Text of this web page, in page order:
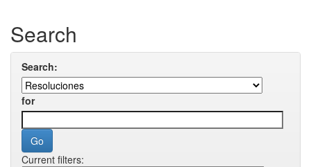
Search
Search:
for
Current filters: